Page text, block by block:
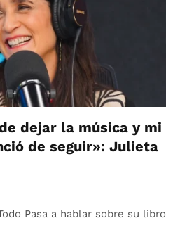
dejar la música y mi
de seguir»: Julieta
Pasa a hablar sobre su libro